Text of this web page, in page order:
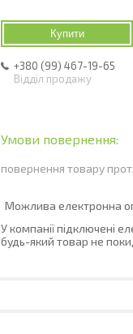
Купити
+380 (99) 467-19-65
Відділ продажу
повернення товару
У компанії підключені
будь-який товар не